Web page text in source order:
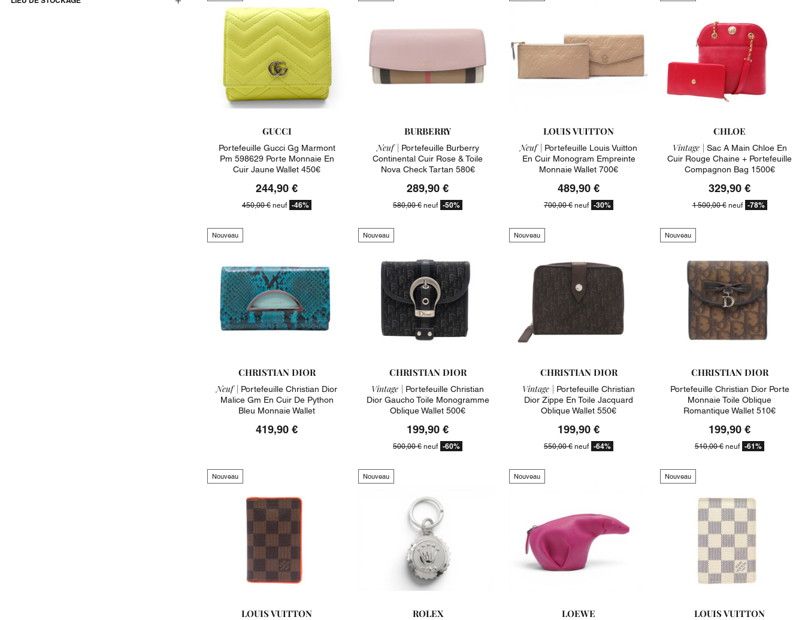
GUCCI
Portefeuille Gucci Gg Marmont
Pm 598629 Porte Monnaie En
Cuir Jaune Wallet 450€
244,90 €
450,00 € neuf -46%
BURBERRY
Neuf | Portefeuille Burberry
Continental Cuir Rose & Toile
Nova Check Tartan 580€
289,90 €
580,00 € neuf -50%
LOUIS VUITTON
Neuf | Portefeuille Louis Vuitton
En Cuir Monogram Empreinte
Monnaie Wallet 700€
489,90 €
700,00 € neuf -30%
CHLOE
Vintage | Sac A Main Chloe En
Cuir Rouge Chaine + Portefeuille
Compagnon Bag 1500€
329,90 €
1 500,00 €neuf -78%
Nouveau
CHRISTIAN DIOR
Neuf | Portefeuille Christian Dior
Malice Gm En Cuir De Python
Bleu Monnaie Wallet
419,90 €
Nouveau
CHRISTIAN DIOR
Vintage | Portefeuille Christian
Dior Gaucho Toile Monogramme
Oblique Wallet 500€
199,90 €
500,00 € neuf -60%
Nouveau
CHRISTIAN DIOR
Vintage | Portefeuille Christian
Dior Zippe En Toile Jacquard
Oblique Wallet 550€
199,90 €
550,00 € neuf -64%
Nouveau
CHRISTIAN DIOR
Portefeuille Christian Dior Porte
Monnaie Toile Oblique
Romantique Wallet 510€
199,90 €
510,00 € neuf -61%
Nouveau
LOUIS VUITTON
Nouveau
ROLEX
Nouveau
LOEWE
Nouveau
LOUIS VUITTON